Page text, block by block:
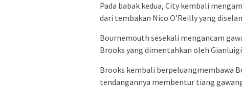
Pada babak kedua, City kembali
dari tembakan Nico O’Reilly yang
Bournemouth sesekali mengancam
Brooks yang dimentahkan oleh
Brooks kembali berpeluangmembawa
tendangannya membentur tiang